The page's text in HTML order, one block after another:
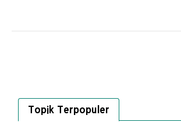
Topik Terpopuler